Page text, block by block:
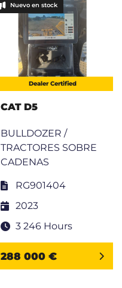
Nuevo en stock
Dealer Certified
CAT D5
BULLDOZER /
TRACTORES SOBRE
CADENAS
RG901404
2023
3 246 Hours
288 000 €